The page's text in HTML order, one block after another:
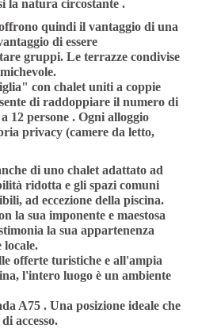
la natura circostante .
quindi il vantaggio di una
di essere
gruppi. Le terrazze condivise
con chalet uniti a coppie
di raddoppiare il numero di
12 persone . Ogni alloggio
privacy (camere da letto,
di uno chalet adattato ad
ridotta e gli spazi comuni
ad eccezione della piscina.
la sua imponente e maestosa
la sua appartenenza
offerte turistiche e all'ampia
l'intero luogo è un ambiente
A75 . Una posizione ideale che
accesso.